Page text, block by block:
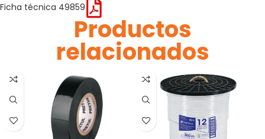
Ficha técnica 49859
Productos
relacionados